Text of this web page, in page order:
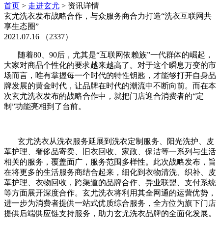
首页 > 走进玄尤 > 资讯详情
玄尤洗衣发布战略合作，与众服务商合力打造“洗衣互联网共
享生态圈”
2021.07.16 （2337）
随着80、90后，尤其是“互联网依赖族”一代群体的崛起，
大家对商品个性化的要求越来越高了。对于这个瞬息万变的市
场而言，唯有掌握每一个时代的特性钥匙，才能够打开自身品
牌发展的黄金时代，让品牌在时代的潮流中不断向前。而在本
次玄尤洗衣发布的战略合作中，就把门店迎合消费者的“定
制”功能亮相到了台前。
玄尤洗衣从洗衣服务延展到洗衣定制服务、阳光洗护、皮
革护理、奢侈品寄卖、旧衣回收、家政、保洁等一系列与生活
相关的服务，覆盖面广，服务范围多样性。此次战略发布，旨
在将更多的生活服务商结合起来，细化到衣物清洗、织补、皮
革护理、衣物回收，跨渠道的品牌合作、异业联盟、支付系统
等方面展开深度合作。玄尤洗衣将利用其全网通的运营优势，
进一步为消费者提供一站式优质综合服务，全方位为旗下门店
提供后端供应链支持服务，助力玄尤洗衣品牌的全面化发展。